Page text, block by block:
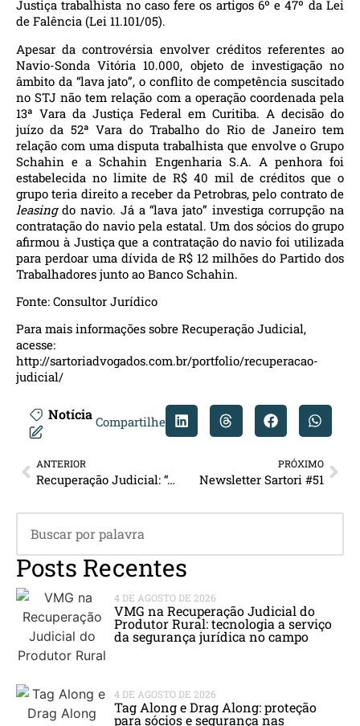
Justiça trabalhista no caso fere os artigos 6º e 47º da Lei
de Falência (Lei 11.101/05).
Apesar da controvérsia envolver créditos referentes ao
Navio-Sonda Vitória 10.000, objeto de investigação no
âmbito da “lava jato”, o conflito de competência suscitado
no STJ não tem relação com a operação coordenada pela
13ª Vara da Justiça Federal em Curitiba. A decisão do
juízo da 52ª Vara do Trabalho do Rio de Janeiro tem
relação com uma disputa trabalhista que envolve o Grupo
Schahin e a Schahin Engenharia S.A. A penhora foi
estabelecida no limite de R$ 40 mil de créditos que o
grupo teria direito a receber da Petrobras, pelo contrato de
leasingdo navio. Já a “lava jato” investiga corrupção na
contratação do navio pela estatal. Um dos sócios do grupo
afirmou à Justiça que a contratação do navio foi utilizada
para perdoar uma dívida de R$ 12 milhões do Partido dos
Trabalhadores junto ao Banco Schahin.
Fonte: Consultor Jurídico
Para mais informações sobre Recuperação Judicial,
acesse:
http://sartoriadvogados.com.br/portfolio/recuperacao-
judicial/
Notícia Compartilhe
ANTERIOR
Recuperação Judicial: “Aprovação do plano de recuperação judicial sem assembleia geral de credores”
PRÓXIMO
Newsletter Sartori #51
Posts Recentes
4 DE AGOSTO DE 2026
VMG na Recuperação Judicial do
Produtor Rural: tecnologia a serviço
da segurança jurídica no campo
4 DE AGOSTO DE 2026
Tag Along e Drag Along: proteção
para sócios e segurança nas